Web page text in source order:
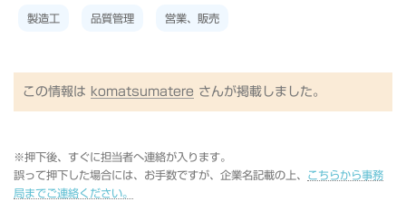
製造工 品質管理 営業、販売
この情報は komatsumatere さんが掲載しました。
※押下後、すぐに担当者へ連絡が入ります。
誤って押下した場合には、お手数ですが、企業名記載の上、 こちらから事務
局までご連絡ください。